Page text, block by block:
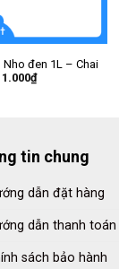
Nho đen 1L – Chai
₫
tin chung
dẫn đặt hàng
dẫn thanh toán
sách bảo hành